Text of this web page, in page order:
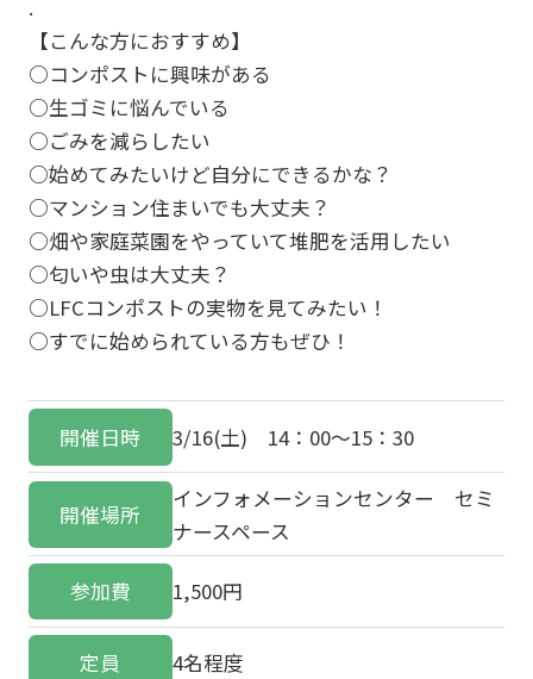
.
【こんな方におすすめ】
○コンポストに興味がある
○生ゴミに悩んでいる
○ごみを減らしたい
○始めてみたいけど自分にできるかな？
○マンション住まいでも大丈夫？
○畑や家庭菜園をやっていて堆肥を活用したい
○匂いや虫は大丈夫？
○LFCコンポストの実物を見てみたい！
○すでに始められている方もぜひ！
開催日時 3/16(土) 14：00～15：30
開催場所
インフォメーションセンター セミ
ナースペース
参加費 1,500円
定員 4名程度